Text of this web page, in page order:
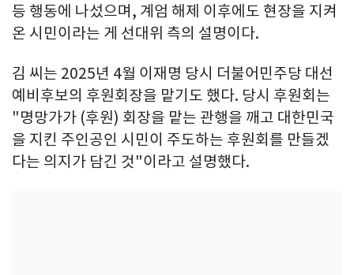
등 행동에 나섰으며, 계엄 해제 이후에도 현장을 지켜
온 시민이라는 게 선대위 측의 설명이다.
김 씨는 2025년 4월 이재명 당시 더불어민주당 대선
예비후보의 후원회장을 맡기도 했다. 당시 후원회는
"명망가가 (후원) 회장을 맡는 관행을 깨고 대한민국
을 지킨 주인공인 시민이 주도하는 후원회를 만들겠
다는 의지가 담긴 것"이라고 설명했다.